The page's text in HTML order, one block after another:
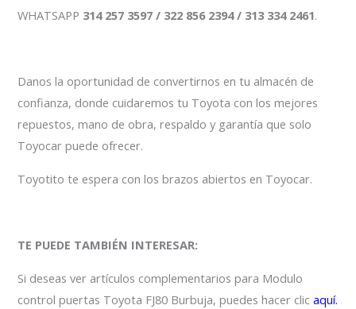
WHATSAPP 314 257 3597 / 322 856 2394 / 313 334 2461.
Danos la oportunidad de convertirnos en tu almacén de
confianza, donde cuidaremos tu Toyota con los mejores
repuestos, mano de obra, respaldo y garantía que solo
Toyocar puede ofrecer.
Toyotito te espera con los brazos abiertos en Toyocar.
TE PUEDE TAMBIÉN INTERESAR:
Si deseas ver artículos complementarios para Modulo
control puertas Toyota FJ80 Burbuja, puedes hacer clicaquí.